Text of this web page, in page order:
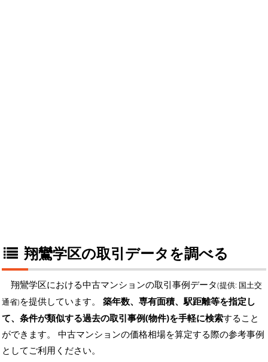
翔鸞学区の取引データを調べる
翔鸞学区における中古マンションの取引事例データ(提供: 国土交
通省)を提供しています。 築年数、専有面積、駅距離等を指定し
て、条件が類似する過去の取引事例(物件)を手軽に検索すること
ができます。 中古マンションの価格相場を算定する際の参考事例
としてご利用ください。